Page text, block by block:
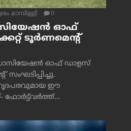
മാമ്പിള്ളി 0
ഓഫ്
ടൂർണമെന്റ്
ഓഫ് ഡാളസ്
സംഘടിപ്പിച്ചു.
ഈ
ഫോർട്ട്‌വര്‍ത്ത്...